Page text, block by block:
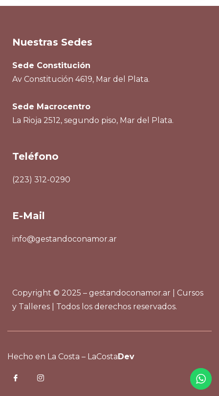
Nuestras Sedes
Sede Constitución
Av Constitución 4619, Mar del Plata.
Sede Macrocentro
La Rioja 2512, segundo piso, Mar del Plata.
Teléfono
(223) 312-0290
E-Mail
info@gestandoconamor.ar
Copyright © 2025 – gestandoconamor.ar | Cursos
y Talleres | Todos los derechos reservados.
Hecho en La Costa – LaCosta Dev